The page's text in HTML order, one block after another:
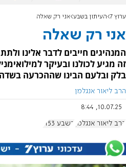
ערוץ 7 העיתון בשבע אני רק שאלה
אני רק שאלה
המנהיגים חייבים לדבר אלינו
זה מגיע לכולנו ובעיקר
בלק ובלעם הבינו שההכרעה
הרב ליאור אנגלמן
10.07.25, 8:44
הרב ליאור אנגלמן בשבע 1153